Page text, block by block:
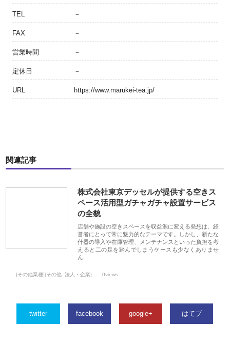
TEL －
FAX －
営業時間 －
定休日 －
URL https://www.marukei-tea.jp/
関連記事
株式会社東京デッセルが提供する空きス
ペース活用型ガチャガチャ設置サービス
の全貌
店舗や施設の空きスペースを収益源に変える発想は、経
営者にとって常に魅力的なテーマです。しかし、新たな
什器の導入や在庫管理、メンテナンスといった負担を考
えると二の足を踏んでしまうケースも少なくありませ
ん…
[その他業種][その他_法人・企業] 0views
twitter facebook google+ はてブ